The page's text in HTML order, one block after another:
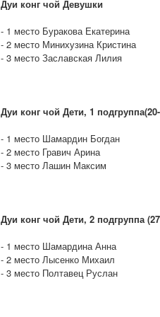
Дуи конг чой Девушки
- 1 место Буракова Екатерина
- 2 место Минихузина Кристина
- 3 место Заславская Лилия
Дуи конг чой Дети, 1 подгруппа(20-
- 1 место Шамардин Богдан
- 2 место Гравич Арина
- 3 место Лашин Максим
Дуи конг чой Дети, 2 подгруппа
- 1 место Шамардина Анна
- 2 место Лысенко Михаил
- 3 место Полтавец Руслан